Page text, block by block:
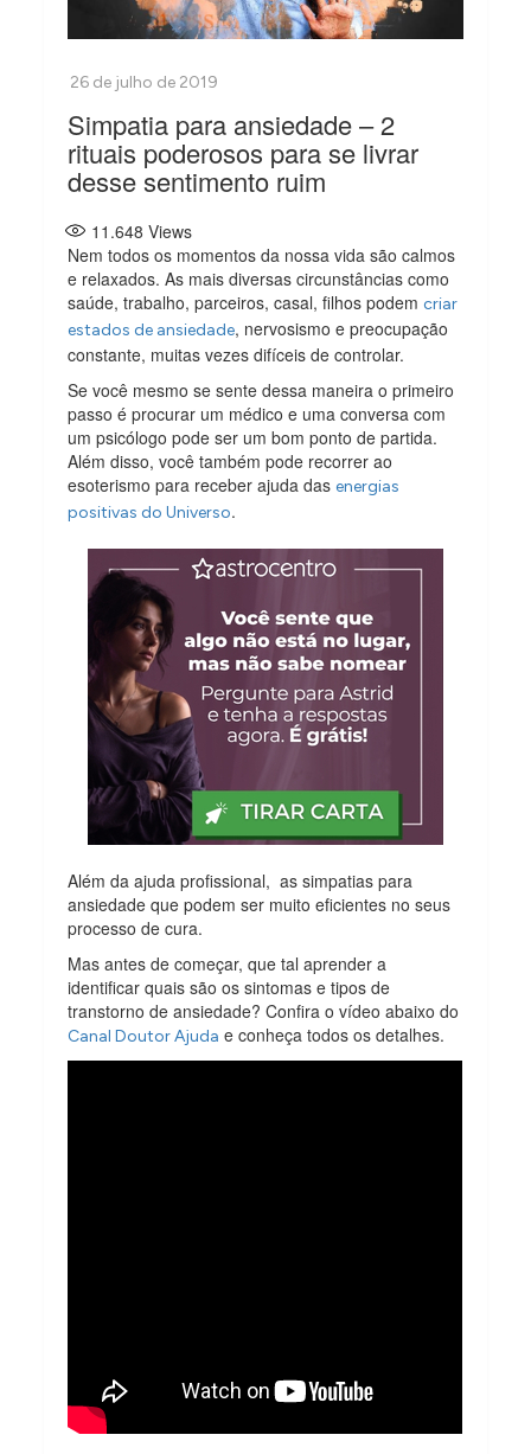
Simpatia para ansiedade – 2
rituais poderosos para se livrar
desse sentimento ruim
11.648 Views
Nem todos os momentos da nossa vida são calmos
e relaxados. As mais diversas circunstâncias como
saúde, trabalho, parceiros, casal, filhos podemcriar
estados de ansiedade, nervosismo e preocupação
constante, muitas vezes difíceis de controlar.
Se você mesmo se sente dessa maneira o primeiro
passo é procurar um médico e uma conversa com
um psicólogo pode ser um bom ponto de partida.
Além disso, você também pode recorrer ao
esoterismo para receber ajuda dasenergias
positivas do Universo.
Além da ajuda profissional, as simpatias para
ansiedade que podem ser muito eficientes no seus
processo de cura.
Mas antes de começar, que tal aprender a
identificar quais são os sintomas e tipos de
transtorno de ansiedade? Confira o vídeo abaixo do
Canal Doutor Ajuda e conheça todos os detalhes.